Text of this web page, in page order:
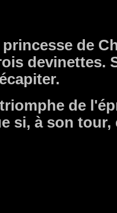
de
devinettes.
de
si, à son